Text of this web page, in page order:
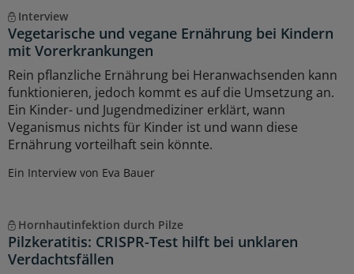
Interview
Vegetarische und vegane Ernährung bei Kindern
mit Vorerkrankungen
Rein pflanzliche Ernährung bei Heranwachsenden kann
funktionieren, jedoch kommt es auf die Umsetzung an.
Ein Kinder- und Jugendmediziner erklärt, wann
Veganismus nichts für Kinder ist und wann diese
Ernährung vorteilhaft sein könnte.
Ein Interview von Eva Bauer
Hornhautinfektion durch Pilze
Pilzkeratitis: CRISPR-Test hilft bei unklaren
Verdachtsfällen